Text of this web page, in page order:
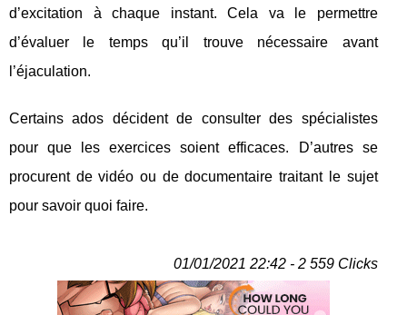
d’excitation à chaque instant. Cela va le permettre
d’évaluer le temps qu’il trouve nécessaire avant
l’éjaculation.
Certains ados décident de consulter des spécialistes
pour que les exercices soient efficaces. D’autres se
procurent de vidéo ou de documentaire traitant le sujet
pour savoir quoi faire.
01/01/2021 22:42 - 2 559 Clicks